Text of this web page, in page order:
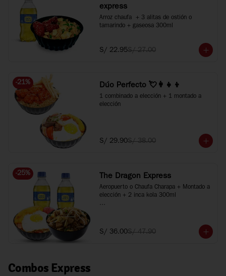
express
Arroz chaufa  + 3 alitas de ostión o
tamarindo + gaseosa 300ml
S/ 22.95S/ 27.00
-21% Dúo Perfecto 💘👩‍👧‍👦
1 combinado a elección + 1 montado a
elección
S/ 29.90S/ 38.00
-25% The Dragon Express
Aeropuerto o Chaufa Charapa + Montado a
elección + 2 inca kola 300ml
S/ 36.00S/ 47.90
Combos Express